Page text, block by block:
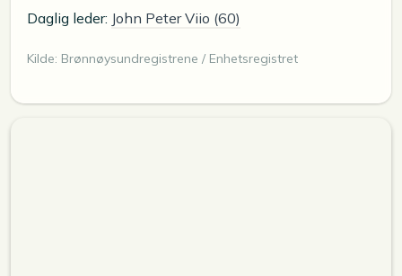
Daglig leder: John Peter Viio (60)
Kilde: Brønnøysundregistrene / Enhetsregistret